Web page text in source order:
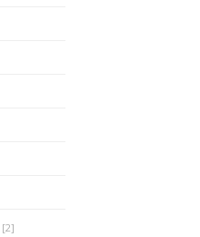
[2]